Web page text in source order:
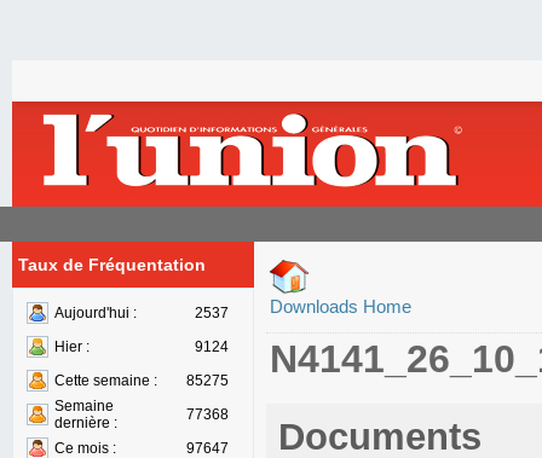
Taux de Fréquentation
Aujourd'hui :
2537
Hier :
9124
Cette semaine :
85275
Semaine
dernière :
77368
Ce mois :
97647
Downloads Home
Documents